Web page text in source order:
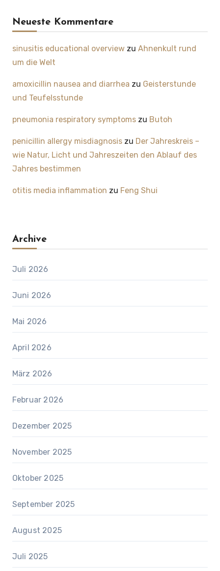
Neueste Kommentare
sinusitis educational overviewzu Ahnenkult rund
um die Welt
amoxicillin nausea and diarrhea zu Geisterstunde
und Teufelsstunde
pneumonia respiratory symptomszu Butoh
penicillin allergy misdiagnosiszu Der Jahreskreis –
wie Natur, Licht und Jahreszeiten den Ablauf des
Jahres bestimmen
otitis media inflammation zu Feng Shui
Archive
Juli 2026
Juni 2026
Mai 2026
April 2026
März 2026
Februar 2026
Dezember 2025
November 2025
Oktober 2025
September 2025
August 2025
Juli 2025